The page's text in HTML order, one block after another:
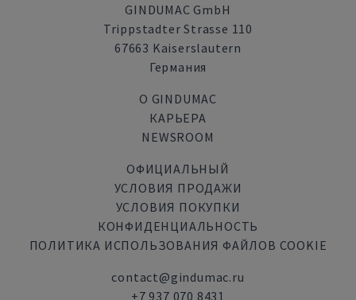
GINDUMAC GmbH
Trippstadter Strasse 110
67663 Kaiserslautern
Германия
О GINDUMAC
КАРЬЕРА
NEWSROOM
ОФИЦИАЛЬНЫЙ
УСЛОВИЯ ПРОДАЖИ
УСЛОВИЯ ПОКУПКИ
КОНФИДЕНЦИАЛЬНОСТЬ
ПОЛИТИКА ИСПОЛЬЗОВАНИЯ ФАЙЛОВ COOKIE
contact@gindumac.ru
+7 937 070 8431